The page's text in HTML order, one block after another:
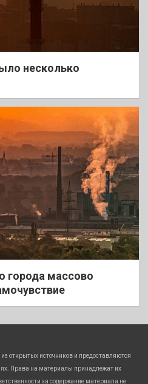
несколько
города массово
открытых источников и предоставляются
Права на материалы принадлежат их
за содержание материала не